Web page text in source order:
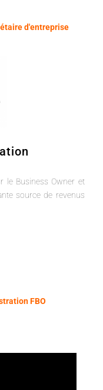
d'entreprise
le Business Owner et
source de revenus
FBO